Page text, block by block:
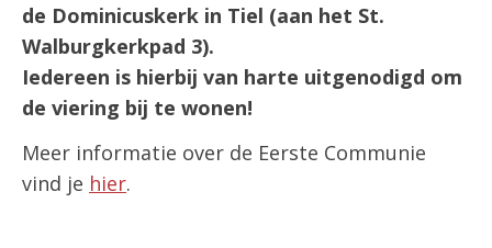
de Dominicuskerk in Tiel (aan het St.
Walburgkerkpad 3).
Iedereen is hierbij van harte uitgenodigd om
de viering bij te wonen!
Meer informatie over de Eerste Communie
vind je hier.